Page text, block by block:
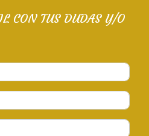
CON TUS DUDAS Y/O